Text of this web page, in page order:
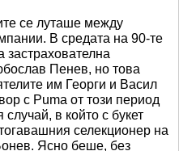
се луташе между
В средата на 90-те
Пенев, но това
им Георги и Васил
с Puma от този период
в който с букет
селекционер на
Ясно беше, без